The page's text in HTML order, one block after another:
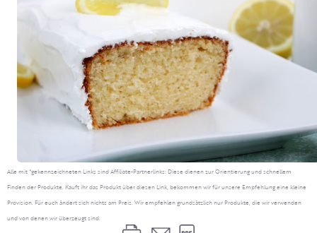
Alle mit *gekennzeichneten Links sind Affiliate-Partnerlinks: Diese dienen zur Orientierung und schnellem
Finden der Produkte. Kauft ihr das Produkt über diesen Link, bekommen wir für unsere Empfehlung eine kleine
Provision. Für euch ändert sich nichts am Preis. Wir empfehlen grundsätzlich nur Produkte, die wir verwenden
und von denen wir überzeugt sind.